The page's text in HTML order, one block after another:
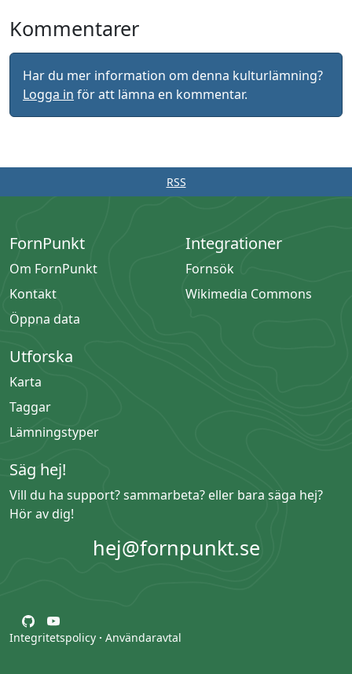
Kommentarer
Har du mer information om denna kulturlämning?
Logga in för att lämna en kommentar.
RSS
FornPunkt
Om FornPunkt
Kontakt
Öppna data
Integrationer
Fornsök
Wikimedia Commons
Utforska
Karta
Taggar
Lämningstyper
Säg hej!
Vill du ha support? sammarbeta? eller bara säga hej?
Hör av dig!
hej@fornpunkt.se
Integritetspolicy · Användaravtal